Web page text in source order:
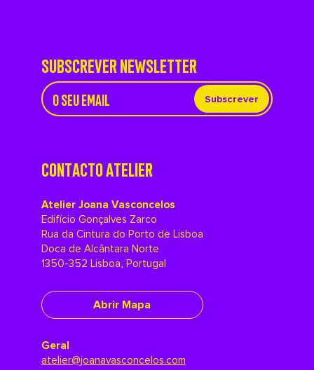
SUBSCREVER NEWSLETTER
Subscrever
CONTACTO ATELIER
Atelier Joana Vasconcelos
Edifício Gonçalves Zarco
Rua da Cintura do Porto de Lisboa
Doca de Alcântara Norte
1350-352 Lisboa, Portugal
Abrir Mapa
Geral
atelier@joanavasconcelos.com